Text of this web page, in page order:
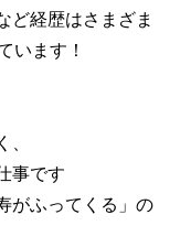
ど経歴はさまざま
います！
、
事です
がふってくる」の